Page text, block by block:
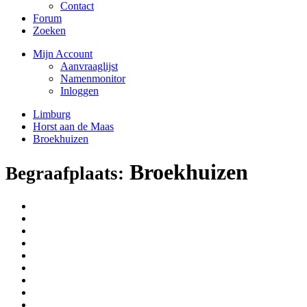
Contact
Forum
Zoeken
Mijn Account
Aanvraaglijst
Namenmonitor
Inloggen
Limburg
Horst aan de Maas
Broekhuizen
Begraafplaats: Broekhuizen